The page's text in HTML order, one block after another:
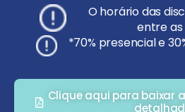
O horário das
entre as
*70% presencial e
Clique aqui para baixar